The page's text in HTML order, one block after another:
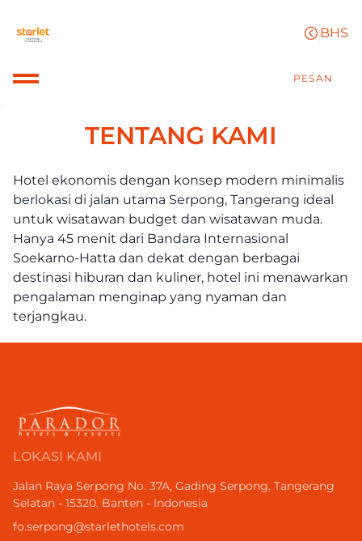
PESAN
TENTANG KAMI
Hotel ekonomis dengan konsep modern minimalis
berlokasi di jalan utama Serpong, Tangerang ideal
untuk wisatawan budget dan wisatawan muda.
Hanya 45 menit dari Bandara Internasional
Soekarno-Hatta dan dekat dengan berbagai
destinasi hiburan dan kuliner, hotel ini menawarkan
pengalaman menginap yang nyaman dan
terjangkau.
LOKASI KAMI
Jalan Raya Serpong No. 37A, Gading Serpong, Tangerang
Selatan - 15320, Banten - Indonesia
fo.serpong@starlethotels.com